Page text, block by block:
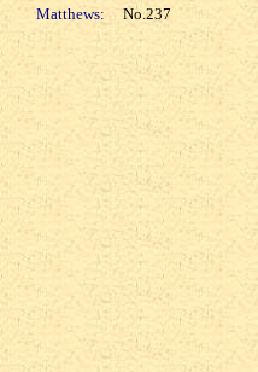
Matthews: No.237